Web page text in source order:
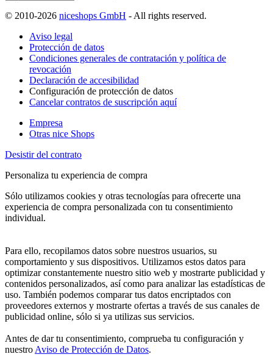
© 2010-2026 niceshops GmbH - All rights reserved.
Aviso legal
Protección de datos
Condiciones generales de contratación y política de
revocación
Declaración de accesibilidad
Configuración de protección de datos
Cancelar contratos de suscripción aquí
Empresa
Otras nice Shops
Desistir del contrato
Personaliza tu experiencia de compra
Sólo utilizamos cookies y otras tecnologías para ofrecerte una
experiencia de compra personalizada con tu consentimiento
individual.
Para ello, recopilamos datos sobre nuestros usuarios, su
comportamiento y sus dispositivos. Utilizamos estos datos para
optimizar constantemente nuestro sitio web y mostrarte publicidad y
contenidos personalizados, así como para analizar las estadísticas de
uso. También podemos comparar tus datos encriptados con
proveedores externos y mostrarte ofertas a través de sus canales de
publicidad online, sólo si ya utilizas sus servicios.
Antes de dar tu consentimiento, comprueba tu configuración y
nuestro Aviso de Protección de Datos.